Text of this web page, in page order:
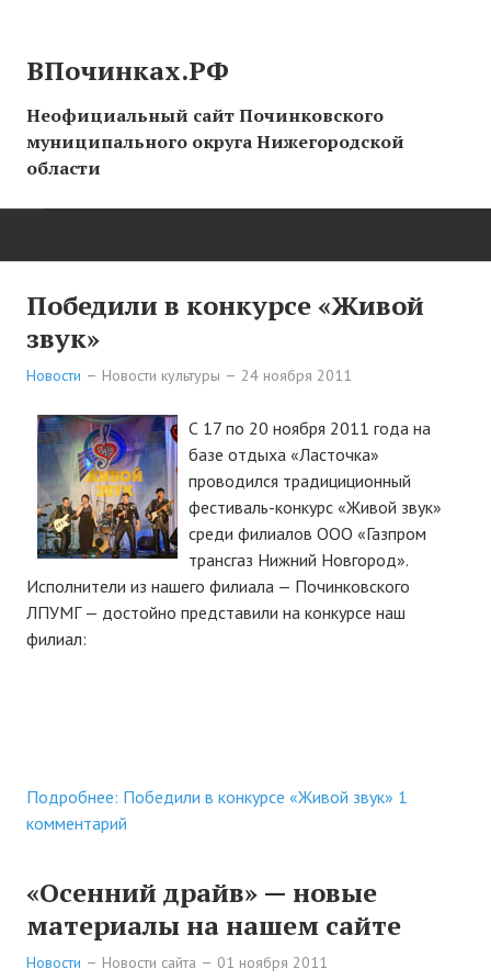
ВПочинках.РФ
Неофициальный сайт Починковского
муниципального округа Нижегородской
области
СТРАНИЦЫ ИСТОРИИ
Новости сайта
Новости Починок
Новости культуры
Наши новости
ФОТОГАЛЕРЕЯ
Карта Починковского района
О САЙТЕ
Контакты
Победили в конкурсе «Живой
звук»
Новости Новости культуры 24 ноября 2011
С 17 по 20 ноября 2011 года на
базе отдыха «Ласточка»
проводился традициционный
фестиваль-конкурс «Живой звук»
среди филиалов ООО «Газпром
трансгаз Нижний Новгород».
Исполнители из нашего филиала — Починковского
ЛПУМГ — достойно представили на конкурсе наш
филиал:
Подробнее: Победили в конкурсе «Живой звук» 1
комментарий
«Осенний драйв» — новые
материалы на нашем сайте
Новости Новости сайта 01 ноября 2011